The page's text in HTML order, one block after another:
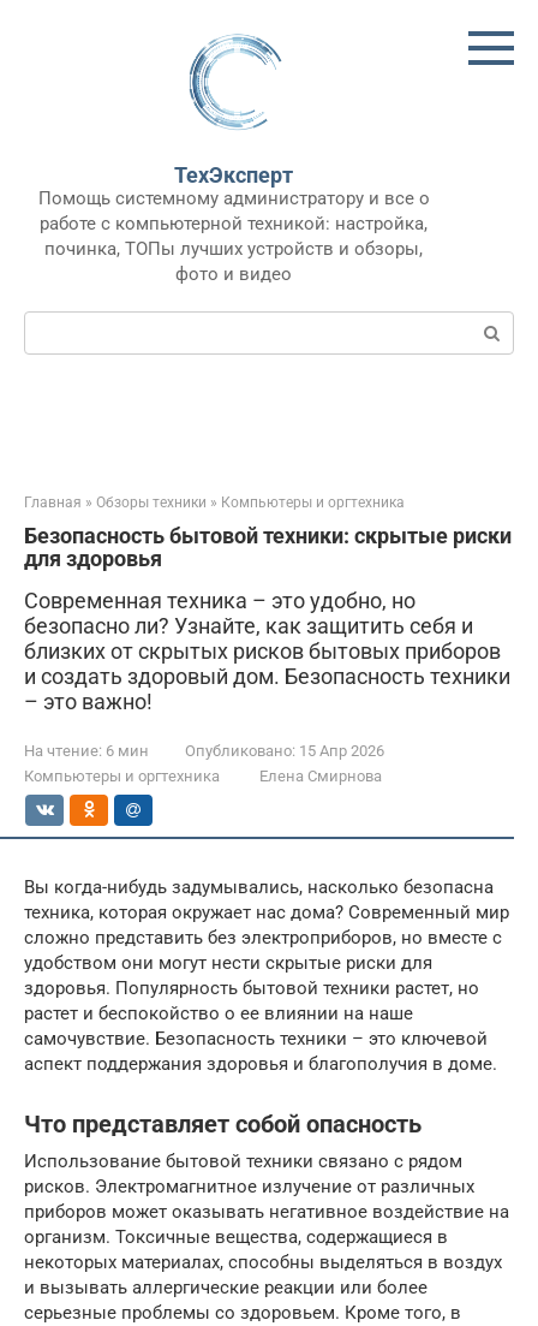
ТехЭксперт
Помощь системному администратору и все о
работе с компьютерной техникой: настройка,
починка, ТОПы лучших устройств и обзоры,
фото и видео
Поиск:
Главная » Обзоры техники » Компьютеры и оргтехника
Безопасность бытовой техники: скрытые риски
для здоровья
Современная техника – это удобно, но
безопасно ли? Узнайте, как защитить себя и
близких от скрытых рисков бытовых приборов
и создать здоровый дом. Безопасность техники
– это важно!
На чтение: 6 мин Опубликовано: 15 Апр 2026
Компьютеры и оргтехника
Елена Смирнова
Вы когда-нибудь задумывались, насколько безопасна
техника, которая окружает нас дома? Современный мир
сложно представить без электроприборов, но вместе с
удобством они могут нести скрытые риски для
здоровья. Популярность бытовой техники растет, но
растет и беспокойство о ее влиянии на наше
самочувствие. Безопасность техники – это ключевой
аспект поддержания здоровья и благополучия в доме.
Что представляет собой опасность
Использование бытовой техники связано с рядом
рисков. Электромагнитное излучение от различных
приборов может оказывать негативное воздействие на
организм. Токсичные вещества, содержащиеся в
некоторых материалах, способны выделяться в воздух
и вызывать аллергические реакции или более
серьезные проблемы со здоровьем. Кроме того, в